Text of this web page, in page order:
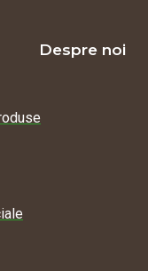
Despre noi